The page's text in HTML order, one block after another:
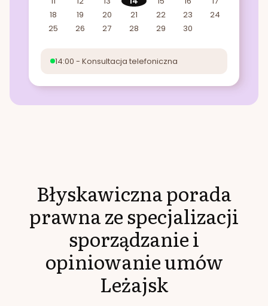
18
19 20 21 22 23
24
25
26 27 28 29 30
14:00 - Konsultacja telefoniczna
Błyskawiczna porada
prawna ze specjalizacji
sporządzanie i
opiniowanie umów
Leżajsk